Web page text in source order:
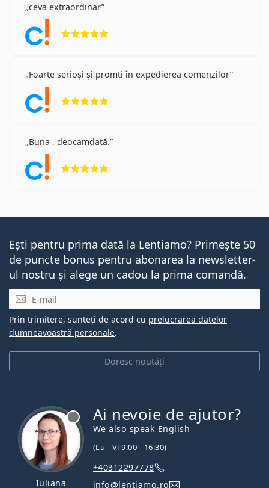
ceva extraordinar
Foarte serioși și promti în expedierea comenzilor
Buna , deocamdată.
Ești pentru prima dată la Lentiamo? Primește 50
de puncte bonus pentru abonarea la newsletter-
ul nostru și alege un cadou la prima comandă.
E-mail
Doresc noutăți
Prin trimitere, sunteți de acord cu prelucrarea datelor
dumneavoastră personale.
Iuliana
Ai nevoie de ajutor?
We also speak English
(Lu - Vi 9:00 - 16:30)
+40312297778
info@lentiamo.ro